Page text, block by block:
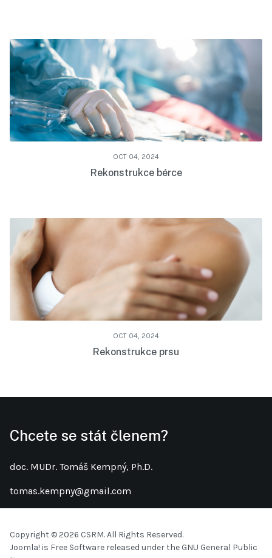
OCT 04, 2024
Rekonstrukce bérce
OCT 04, 2024
Rekonstrukce prsu
Chcete se stát členem?
doc. MUDr. Tomáš Kempný, Ph.D.
tomas.kempny@gmail.com
Copyright © 2026 CSRM. All Rights Reserved.
Joomla! is Free Software released under the GNU General Public